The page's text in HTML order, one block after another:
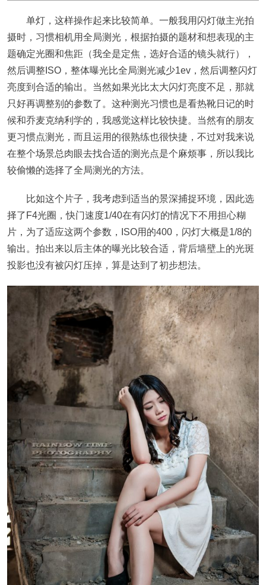
单灯，这样操作起来比较简单。一般我用闪灯做主光拍
摄时，习惯相机用全局测光，根据拍摄的题材和想表现的主
题确定光圈和焦距（我全是定焦，选好合适的镜头就行），
然后调整ISO，整体曝光比全局测光减少1ev，然后调整闪灯
亮度到合适的输出。当然如果光比太大闪灯亮度不足，那就
只好再调整别的参数了。这种测光习惯也是看热靴日记的时
候和乔麦克纳利学的，我感觉这样比较快捷。当然有的朋友
更习惯点测光，而且运用的很熟练也很快捷，不过对我来说
在整个场景总肉眼去找合适的测光点是个麻烦事，所以我比
较偷懒的选择了全局测光的方法。
比如这个片子，我考虑到适当的景深捕捉环境，因此选
择了F4光圈，快门速度1/40在有闪灯的情况下不用担心糊
片，为了适应这两个参数，ISO用的400，闪灯大概是1/8的
输出。拍出来以后主体的曝光比较合适，背后墙壁上的光斑
投影也没有被闪灯压掉，算是达到了初步想法。